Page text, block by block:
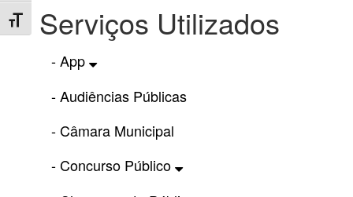
Toggle Font size
Serviços Utilizados
- App
- Audiências Públicas
- Câmara Municipal
- Concurso Público